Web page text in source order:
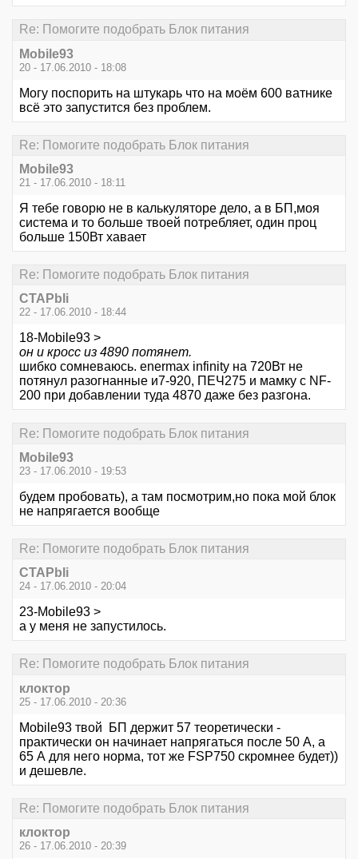
Re: Помогите подобрать Блок питания
Mobile93
20 - 17.06.2010 - 18:08
Могу поспорить на штукарь что на моём 600 ватнике
всё это запустится без проблем.
Re: Помогите подобрать Блок питания
Mobile93
21 - 17.06.2010 - 18:11
Я тебе говорю не в калькуляторе дело, а в БП,моя
система и то больше твоей потребляет, один проц
больше 150Вт хавает
Re: Помогите подобрать Блок питания
CTAPbIi
22 - 17.06.2010 - 18:44
18-Mobile93 >
он и кросс из 4890 потянет.
шибко сомневаюсь. enermax infinity на 720Вт не
потянул разогнанные и7-920, ПЕЧ275 и мамку с NF-
200 при добавлении туда 4870 даже без разгона.
Re: Помогите подобрать Блок питания
Mobile93
23 - 17.06.2010 - 19:53
будем пробовать), а там посмотрим,но пока мой блок
не напрягается вообще
Re: Помогите подобрать Блок питания
CTAPbIi
24 - 17.06.2010 - 20:04
23-Mobile93 >
а у меня не запустилось.
Re: Помогите подобрать Блок питания
клоктор
25 - 17.06.2010 - 20:36
Mobile93 твой БП держит 57 теоретически -
практически он начинает напрягаться после 50 А, а
65 А для него норма, тот же FSP750 скромнее будет))
и дешевле.
Re: Помогите подобрать Блок питания
клоктор
26 - 17.06.2010 - 20:39